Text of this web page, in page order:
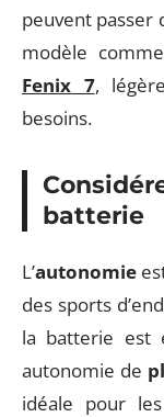
peuvent passer
modèle comme
Fenix 7,
besoins.
batterie
L’autonomie
des sports
la batterie est
autonomie de
idéale pour